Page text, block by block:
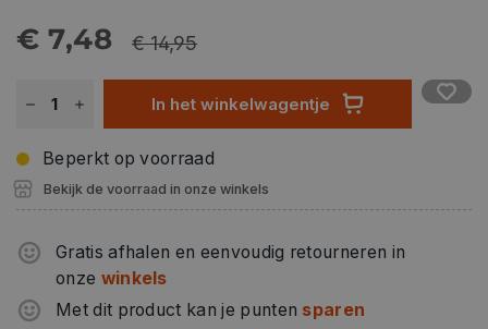
€ 7,48 € 14,95
In het winkelwagentje
Beperkt op voorraad
Bekijk de voorraad in onze winkels
Gratis afhalen en eenvoudig retourneren in
onze winkels
Met dit product kan je punten sparen